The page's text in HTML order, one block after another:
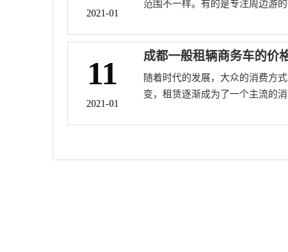
2021-01
范围不一样。有的是专注周边游
专注豪车轿车租赁的。所以，有
的朋友一定要注意找专业的公司，
11
2021-01
成都一般租辆商务车的价
随着时代的发展，大众的消费方
变，租赁逐渐成为了一个主流的
着我们的消费概念从而改变我们
解决时就会让我们产生一个新的